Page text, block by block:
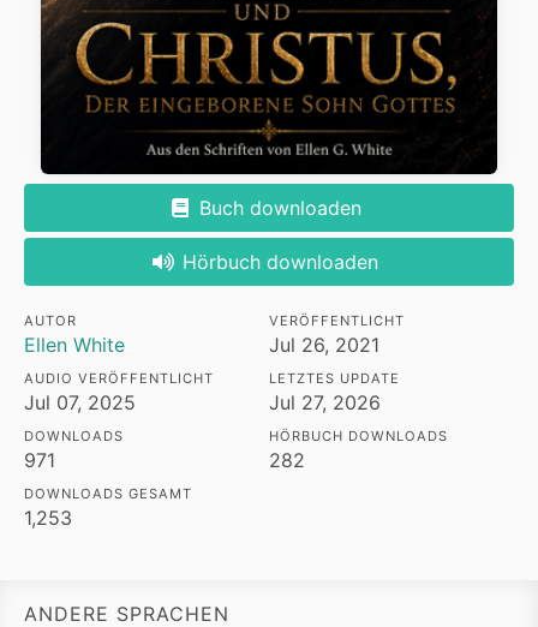
Buch downloaden
Hörbuch downloaden
AUTOR
Ellen White
VERÖFFENTLICHT
Jul 26, 2021
AUDIO VERÖFFENTLICHT
Jul 07, 2025
LETZTES UPDATE
Jul 27, 2026
DOWNLOADS
971
HÖRBUCH DOWNLOADS
282
DOWNLOADS GESAMT
1,253
ANDERE SPRACHEN